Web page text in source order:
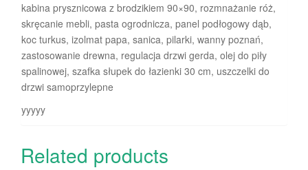
kabina prysznicowa z brodzikiem 90×90, rozmnażanie róż,
skręcanie mebli, pasta ogrodnicza, panel podłogowy dąb,
koc turkus, izolmat papa, sanica, pilarki, wanny poznań,
zastosowanie drewna, regulacja drzwi gerda, olej do piły
spalinowej, szafka słupek do łazienki 30 cm, uszczelki do
drzwi samoprzylepne
yyyyy
Related products